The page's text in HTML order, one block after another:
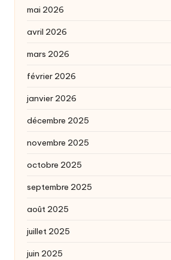
mai 2026
avril 2026
mars 2026
février 2026
janvier 2026
décembre 2025
novembre 2025
octobre 2025
septembre 2025
août 2025
juillet 2025
juin 2025